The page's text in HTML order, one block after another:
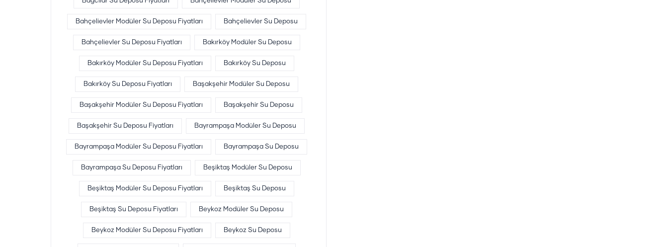
Bahçelievler Modüler Su Deposu Fiyatları Bahçelievler Su Deposu
Bahçelievler Su Deposu Fiyatları Bakırköy Modüler Su Deposu
Bakırköy Modüler Su Deposu Fiyatları Bakırköy Su Deposu
Bakırköy Su Deposu Fiyatları Başakşehir Modüler Su Deposu
Başakşehir Modüler Su Deposu Fiyatları Başakşehir Su Deposu
Başakşehir Su Deposu Fiyatları Bayrampaşa Modüler Su Deposu
Bayrampaşa Modüler Su Deposu Fiyatları Bayrampaşa Su Deposu
Bayrampaşa Su Deposu Fiyatları Beşiktaş Modüler Su Deposu
Beşiktaş Modüler Su Deposu Fiyatları Beşiktaş Su Deposu
Beşiktaş Su Deposu Fiyatları Beykoz Modüler Su Deposu
Beykoz Modüler Su Deposu Fiyatları Beykoz Su Deposu